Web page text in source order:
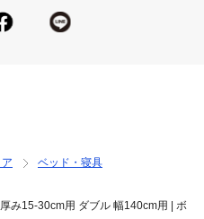
ベッド・寝具
み15-30cm用 ダブル 幅140cm用 | ボ